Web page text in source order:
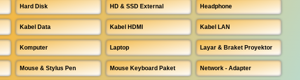
Hard Disk HD & SSD External Headphone
Kabel Data Kabel HDMI Kabel LAN
Komputer Laptop Layar & Braket Proyektor
Mouse & Stylus Pen Mouse Keyboard Paket Network - Adapter